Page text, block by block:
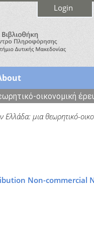
Login
οικονομική
μια θεωρητικό-
Non-commercial